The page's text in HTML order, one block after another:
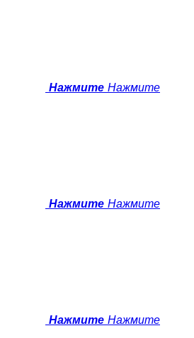
Нажмите Нажмите
Нажмите Нажмите
Нажмите Нажмите